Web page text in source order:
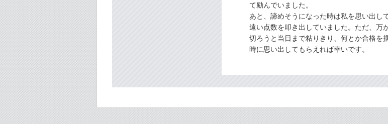
て励んでいました。
あと、諦めそうになった時は私を思い出し
遠い点数を叩き出していました。ただ、万
切ろうと当日まで粘りきり、何とか合格を
時に思い出してもらえれば幸いです。